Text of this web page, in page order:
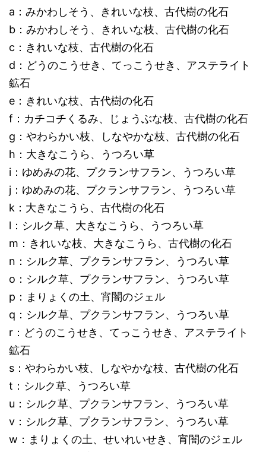
a：みかわしそう、きれいな枝、古代樹の化石
b：みかわしそう、きれいな枝、古代樹の化石
c：きれいな枝、古代樹の化石
d：どうのこうせき、てっこうせき、アステライト
鉱石
e：きれいな枝、古代樹の化石
f：カチコチくるみ、じょうぶな枝、古代樹の化石
g：やわらかい枝、しなやかな枝、古代樹の化石
h：大きなこうら、うつろい草
i：ゆめみの花、プクランサフラン、うつろい草
j：ゆめみの花、プクランサフラン、うつろい草
k：大きなこうら、古代樹の化石
l：シルク草、大きなこうら、うつろい草
m：きれいな枝、大きなこうら、古代樹の化石
n：シルク草、プクランサフラン、うつろい草
o：シルク草、プクランサフラン、うつろい草
p：まりょくの土、宵闇のジェル
q：シルク草、プクランサフラン、うつろい草
r：どうのこうせき、てっこうせき、アステライト
鉱石
s：やわらかい枝、しなやかな枝、古代樹の化石
t：シルク草、うつろい草
u：シルク草、プクランサフラン、うつろい草
v：シルク草、プクランサフラン、うつろい草
w：まりょくの土、せいれいせき、宵闇のジェル